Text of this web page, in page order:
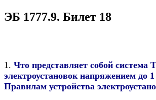
ЭБ 1777.9. Билет 18
1. Что представляет собой система
электроустановок напряжением до
Правилам устройства